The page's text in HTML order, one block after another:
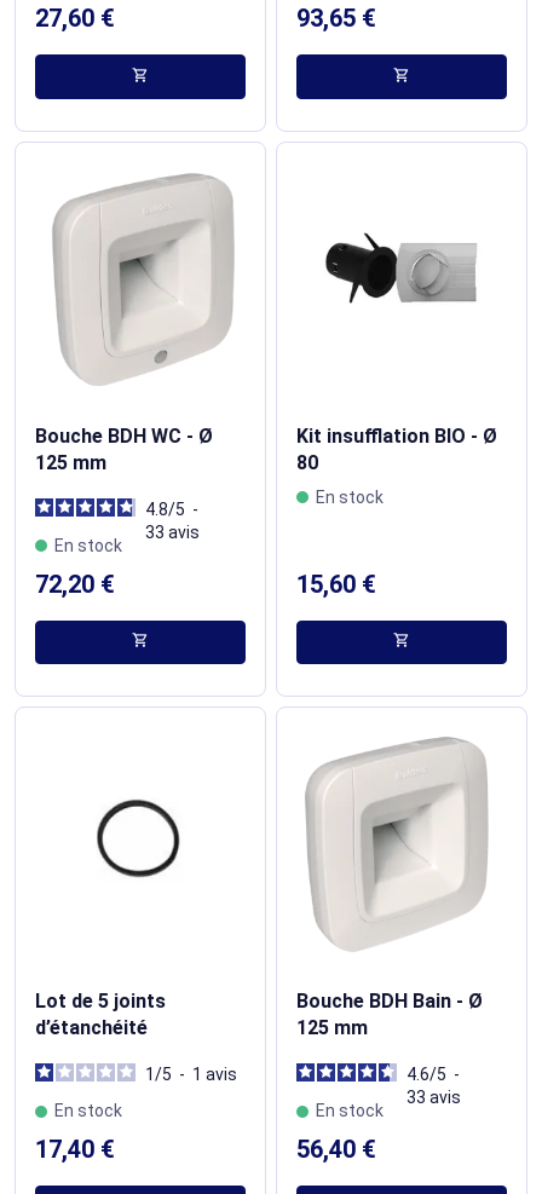
27,60 €
shopping_cart
93,65 €
shopping_cart
Bouche BDH WC - Ø
125 mm
4.8/5 -
33 avis
En stock
72,20 €
shopping_cart
Kit insufflation BIO - Ø
80
En stock
15,60 €
shopping_cart
Lot de 5 joints
d’étanchéité
1/5 - 1 avis
En stock
17,40 €
Bouche BDH Bain - Ø
125 mm
4.6/5 -
33 avis
En stock
56,40 €